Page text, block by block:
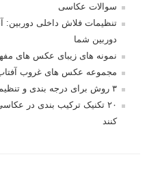
سوالات عکاسی
تنظیمات فلاش داخلی دوربین:
دوربین شما
نمونه های زیبای عکس های
مجموعه عکس های غروب
۳ روش برای درجه بندی و تنظیم دقیق رنگ در فتوشاپ
۲۰ تکنیک ترکیب بندی در
کنند